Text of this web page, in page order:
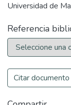
Universidad de
Referencia
Citar documento